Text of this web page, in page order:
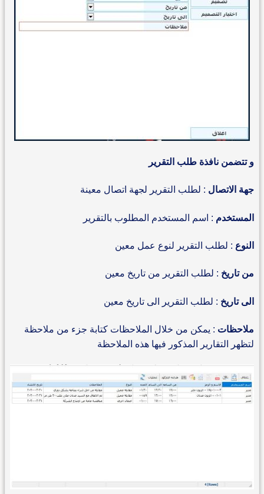
و تتضمن نافذة طلب التقرير
جهة الاتصال : لطلب التقرير لجهة اتصال معينة
المستخدم : اسم المستخدم المطلوب بالتقرير
النوع : لطلب التقرير لنوع عمل معين
من تاريخ : لطلب التقرير من تاريخ معين
الى تاريخ : لطلب التقرير الى تاريخ معين
ملاحظات : يمكن من خلال الملاحظات كتابة جزء من ملاحظة
لتظهر التقارير المذكور فيها هذه الملاحظة